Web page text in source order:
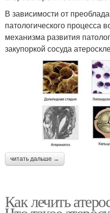
В зависимости от
патологического процесса
механизма развития
закупоркой сосуда
читать дальше →
Как лечить